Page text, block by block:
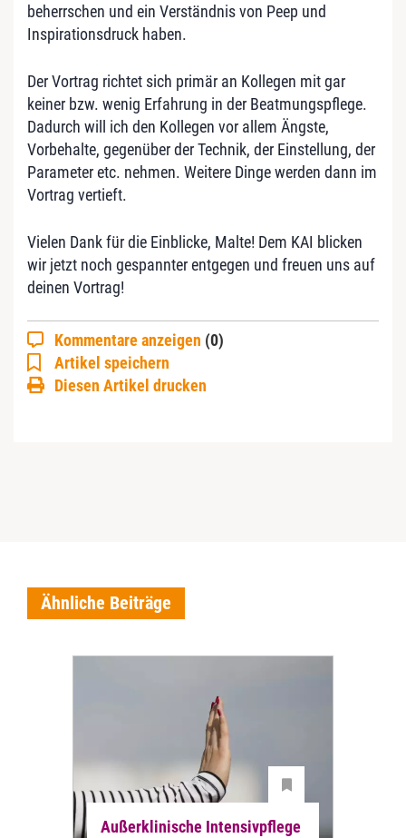
beherrschen und ein Verständnis von Peep und
Inspirationsdruck haben.
Der Vortrag richtet sich primär an Kollegen mit gar
keiner bzw. wenig Erfahrung in der Beatmungspflege.
Dadurch will ich den Kollegen vor allem Ängste,
Vorbehalte, gegenüber der Technik, der Einstellung, der
Parameter etc. nehmen. Weitere Dinge werden dann im
Vortrag vertieft.
Vielen Dank für die Einblicke, Malte! Dem KAI blicken
wir jetzt noch gespannter entgegen und freuen uns auf
deinen Vortrag!
Kommentare anzeigen (0)
Artikel speichern
Diesen Artikel drucken
Ähnliche Beiträge
Außerklinische Intensivpflege